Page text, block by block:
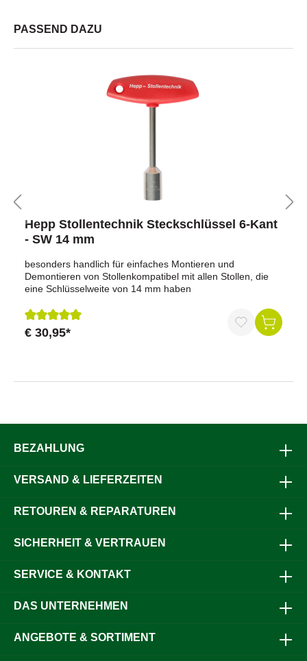
PASSEND DAZU
Hepp Stollentechnik Steckschlüssel 6-Kant
- SW 14 mm
besonders handlich für einfaches Montieren und
Demontieren von Stollenkompatibel mit allen Stollen, die
eine Schlüsselweite von 14 mm haben
Durchschnittliche Bewertung von 5 von 5 Sternen
€ 30,95*
BEZAHLUNG
VERSAND & LIEFERZEITEN
RETOUREN & REPARATUREN
SICHERHEIT & VERTRAUEN
SERVICE & KONTAKT
DAS UNTERNEHMEN
ANGEBOTE & SORTIMENT